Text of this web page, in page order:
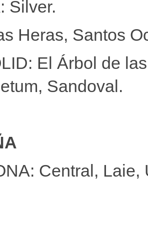
Silver.
Heras, Santos
El Árbol de
Sandoval.
Central, Laie,